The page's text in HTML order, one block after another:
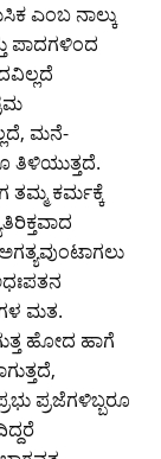
ಎಂಬ ನಾಲ್ಕು
ಪಾದಗಳಿಂದ
ಮನೆ-
ತಿಳಿಯುತ್ತದೆ.
ತಮ್ಮ ಕರ್ಮಕ್ಕೆ
ಮತ.
ಹೋದ ಹಾಗೆ
ಪ್ರಜೆಗಳಿಬ್ಬರೂ